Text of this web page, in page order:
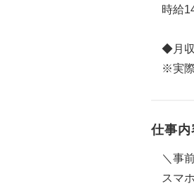
時給
◆月収
※実
仕事内
＼事
スマ